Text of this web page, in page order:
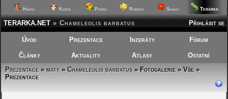
Hafíci Kočičí Ptáčci Rybičky Skalky Terárka
Přihlásit se
TERARKA.NET » Chameleolis barbatus
Úvod Prezentace Inzeráty Fórum
Články Aktuality Atlasy
Ostatní
Prezentace»maty»Chameleolis barbatus» Fotogalerie » Vše »
Prezentace